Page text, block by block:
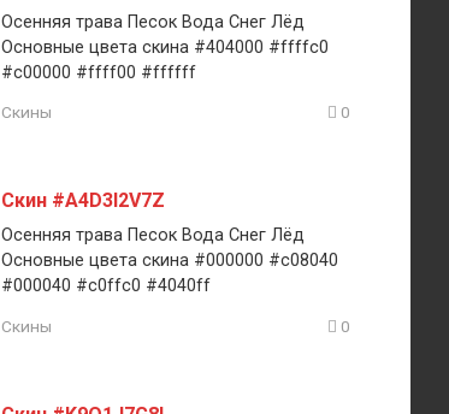
Осенняя трава Песок Вода Снег Лёд
Основные цвета скина #404000 #ffffc0
#c00000 #ffff00 #ffffff
Скины 0
Скин #A4D3I2V7Z
Осенняя трава Песок Вода Снег Лёд
Основные цвета скина #000000 #c08040
#000040 #c0ffc0 #4040ff
Скины 0